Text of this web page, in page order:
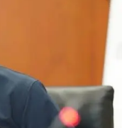
seguridad pública
entre
así como
que permita
y